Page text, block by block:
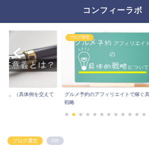
コンフィーラボ
は。（具体例を交えて
ブログ運営
グルメ予約のアフィリエイトで稼ぐ
戦略
ブログ運営 PR